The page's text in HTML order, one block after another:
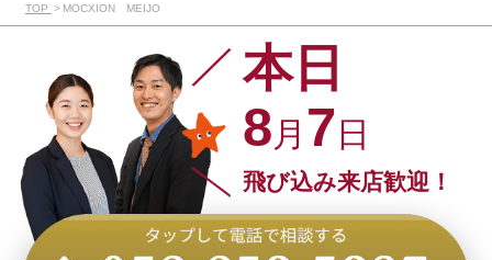
TOP MOCXION MEIJO
本日
8 月 7 日
飛び込み来店歓迎！